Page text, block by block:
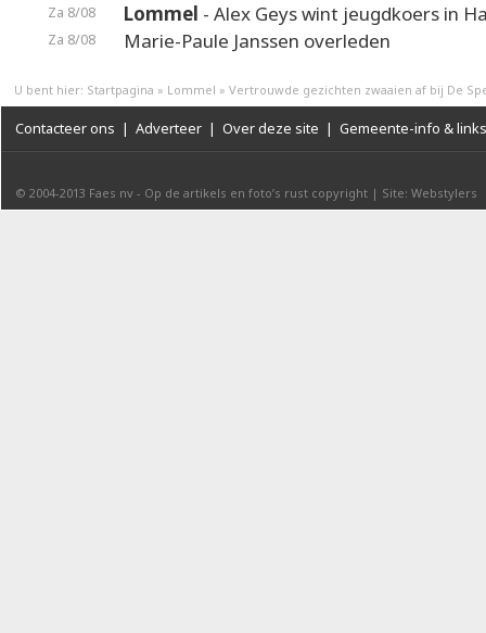
Za 8/08 Lommel - Alex Geys wint jeugdkoers in
Za 8/08 Marie-Paule Janssen overleden
U bent hier: Startpagina » Lommel » Vertrouwde gezichten zwaaien af bij De
Contacteer ons | Adverteer | Over deze site | Gemeente-info & links
© 2004-2013 Faes nv - Op de artikels en foto’s rust copyright | Site: Webstylers